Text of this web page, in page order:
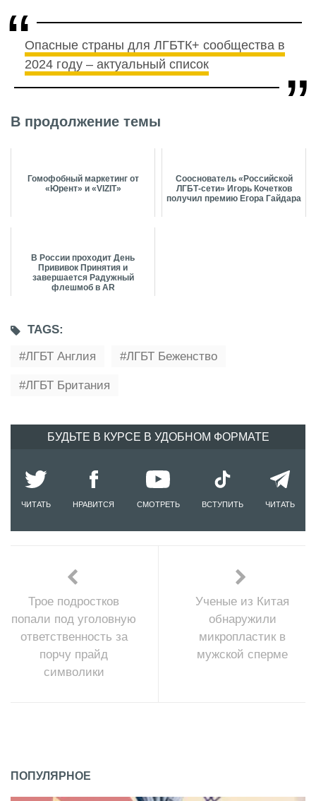
Опасные страны для ЛГБТК+ сообщества в
2024 году – актуальный список
В продолжение темы
Гомофобный маркетинг от
«Юрент» и «VIZIT»
Сооснователь «Российской
ЛГБТ-сети» Игорь Кочетков
получил премию Егора Гайдара
В России проходит День
Прививок Принятия и
завершается Радужный
флешмоб в AR
TAGS:
ЛГБТ Англия
ЛГБТ Беженство
ЛГБТ Британия
БУДЬТЕ В КУРСЕ В УДОБНОМ ФОРМАТЕ
ЧИТАТЬ НРАВИТСЯ СМОТРЕТЬ ВСТУПИТЬ ЧИТАТЬ
Трое подростков
попали под уголовную
ответственность за
порчу прайд
символики
Ученые из Китая
обнаружили
микропластик в
мужской сперме
ПОПУЛЯРНОЕ